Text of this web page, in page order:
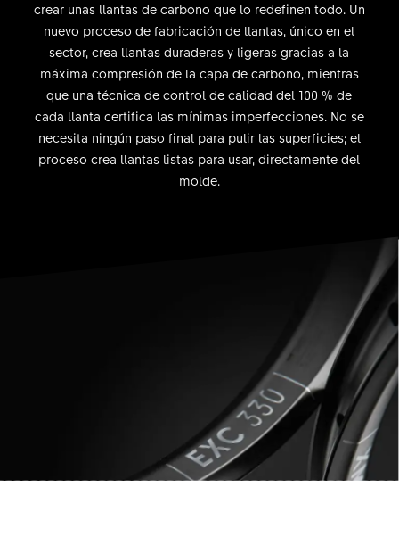
crear unas llantas de carbono que lo redefinen todo. Un
nuevo proceso de fabricación de llantas, único en el
sector, crea llantas duraderas y ligeras gracias a la
máxima compresión de la capa de carbono, mientras
que una técnica de control de calidad del 100 % de
cada llanta certifica las mínimas imperfecciones. No se
necesita ningún paso final para pulir las superficies; el
proceso crea llantas listas para usar, directamente del
molde.